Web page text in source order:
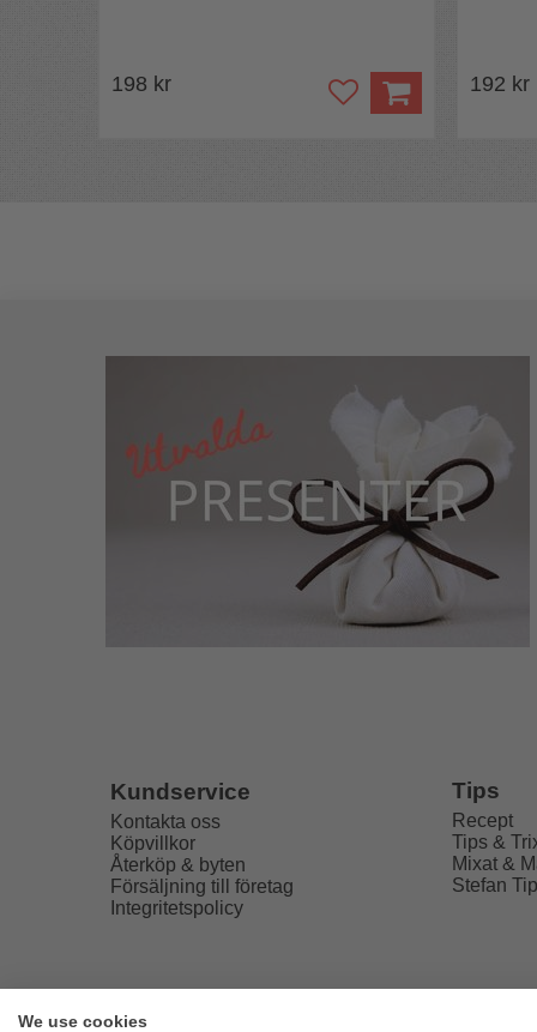
198 kr 192 kr
Kundservice
Kontakta oss
Köpvillkor
Återköp & byten
Försäljning till företag
Integritetspolicy
Tips
Recept
Tips &
Mixat &
Stefan
We use cookies